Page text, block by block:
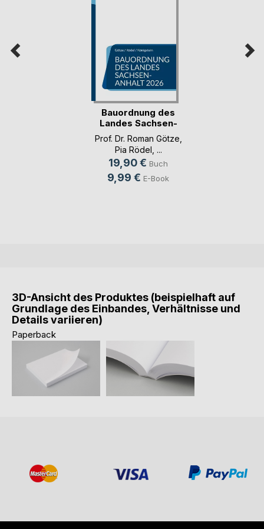
Bauordnung des
Landes Sachsen-
Anha(...)
Prof. Dr. Roman Götze
Pia Rödel , ...
19,90 € Buch
9,99 € E-Book
3D-Ansicht des Produktes (beispielhaft auf
Grundlage des Einbandes, Verhältnisse und
Details variieren)
Paperback